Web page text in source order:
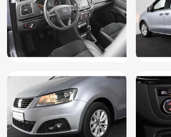
Stuurwiel multifunctioneel
Vermoeidheids herkenning
Vervolgbotsing preventie
Zomerbanden
Zonnescherm zijruiten
Airco met elektronische regeling
Bluetooth telefoonvoorbereiding